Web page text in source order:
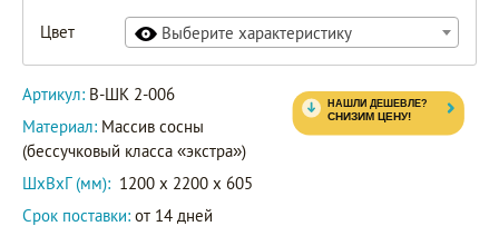
Цвет Выберите характеристику
Артикул: В-ШК 2-006
Материал: Массив сосны
(бессучковый класса «экстра»)
ШxВxГ (мм): 1200 x 2200 x 605
Срок поставки: от 14 дней